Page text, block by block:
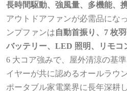
長時間駆動、強風量、多機能、
アウトドアファンが必需品にな
ンプファンは自動首振り、7 枚
バッテリー、LED 照明、リモコ
6 大コア強みで、屋外清涼の基
イヤーが共に認めるオールラウ
ポータブル家電業界に長年深耕